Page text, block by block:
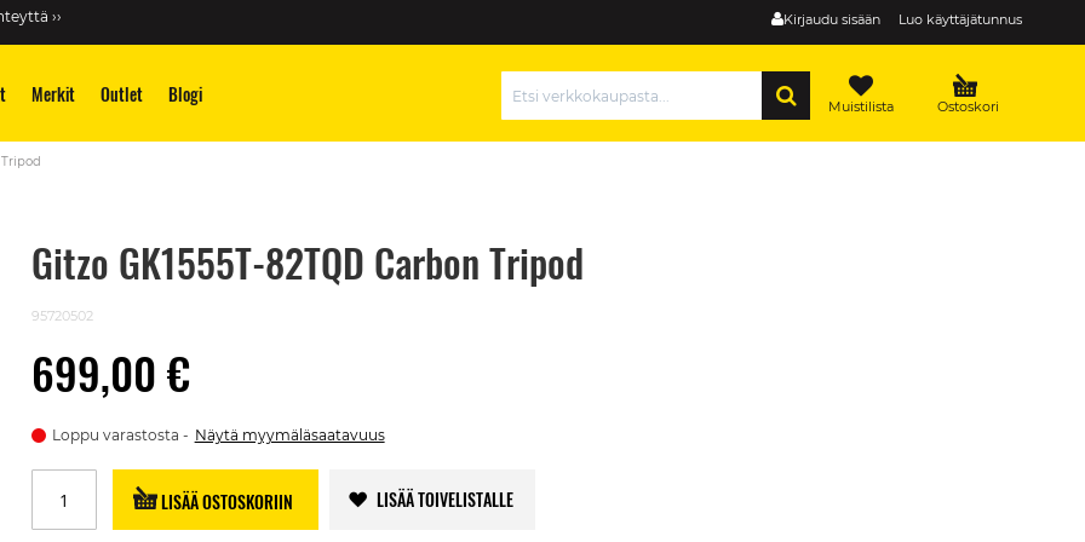
Kirjaudu sisään Luo käyttäjätunnus
››
Merkit Outlet Blogi Ostoskori
Muistilista
Tripod
Gitzo GK1555T-82TQD Carbon Tripod
95720502
699,00 €
Loppu varastosta Näytä myymäläsaatavuus
LISÄÄ OSTOSKORIIN LISÄÄ TOIVELISTALLE